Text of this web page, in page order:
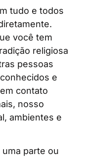
tudo e todos
você tem
religiosa
pessoas
e
contato
nosso
ambientes e
parte ou